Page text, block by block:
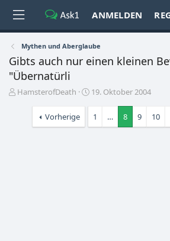
ANMELDEN
Mythen und Aberglaube
Gibts auch nur einen kleinen
"Übernatürli
E
HamsterofDeath
E
s
19. Oktober 2004
Vorherige 1 … 8 9 10